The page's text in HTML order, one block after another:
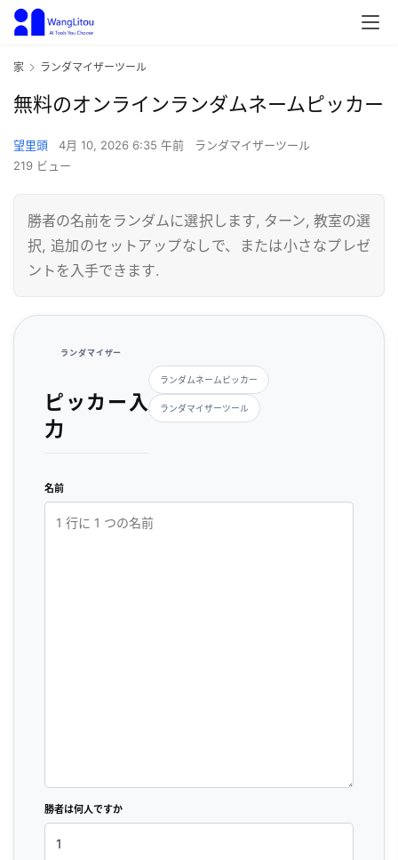
家 ランダマイザーツール
無料のオンラインランダムネームピッカー
望里頭 4月 10, 2026 6:35 午前
ランダマイザーツール
219 ビュー
勝者の名前をランダムに選択します, ターン, 教室の選
択, 追加のセットアップなしで、または小さなプレゼ
ントを入手できます.
ランダマイザー
ピッカー入
力
ランダムネームピッカー
ランダマイザーツール
名前
勝者は何人ですか